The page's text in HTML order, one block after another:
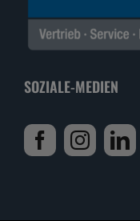
SOZIALE-MEDIEN